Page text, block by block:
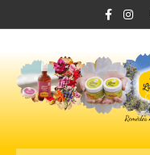
c
b
o
k
s
g
r
a
m